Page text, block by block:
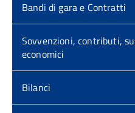
Bandi di gara e Contratti
Sovvenzioni, contributi,
economici
Bilanci